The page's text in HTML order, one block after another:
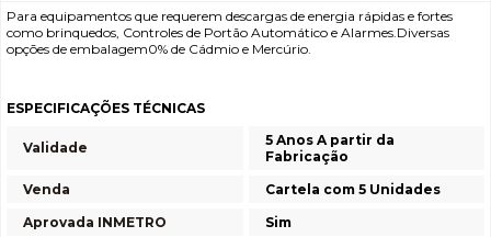
Para equipamentos que requerem descargas de energia rápidas e fortes
como brinquedos, Controles de Portão Automático e Alarmes.Diversas
opções de embalagem0% de Cádmio e Mercúrio.
ESPECIFICAÇÕES TÉCNICAS
Validade
5 Anos A partir da
Fabricação
Venda
Cartela com 5 Unidades
Aprovada INMETRO
Sim